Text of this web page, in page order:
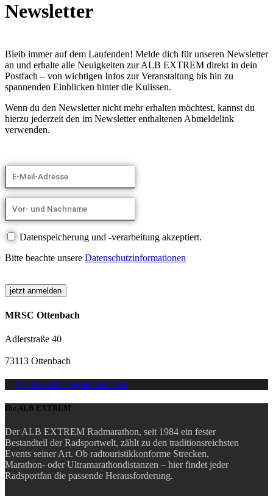
Newsletter
Bleib immer auf dem Laufenden! Melde dich für unseren Newsletter
an und erhalte alle Neuigkeiten zur ALB EXTREM direkt in dein
Postfach – von wichtigen Infos zur Veranstaltung bis hin zu
spannenden Einblicken hinter die Kulissen.
Wenn du den Newsletter nicht mehr erhalten möchtest, kannst du
hierzu jederzeit den im Newsletter enthaltenen Abmeldelink
verwenden.
Datenspeicherung und -verarbeitung akzeptiert.
Bitte beachte unsere Datenschutzinformationen
MRSC Ottenbach
Adlerstraße 40
73113 Ottenbach
FacebookInstagramYouTube
Die ALB EXTREM
Der ALB EXTREM Radmarathon, seit 1984 ein fester
Bestandteil der Radsportwelt, zählt zu den traditionsreichsten
Events seiner Art. Ob radtouristikkonforme Strecken,
Marathon- oder Ultramarathondistanzen – hier findet jeder
Radsportfan die passende Herausforderung.